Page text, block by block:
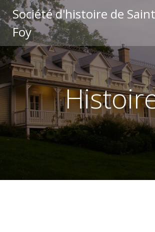
au
Société d'histoire de
Foy